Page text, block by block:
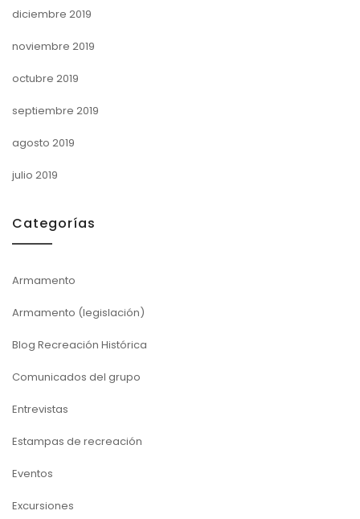
diciembre 2019
noviembre 2019
octubre 2019
septiembre 2019
agosto 2019
julio 2019
Categorías
Armamento
Armamento (legislación)
Blog Recreación Histórica
Comunicados del grupo
Entrevistas
Estampas de recreación
Eventos
Excursiones